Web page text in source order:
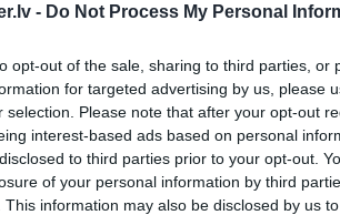
- Do Not Process My Personal
opt-out of the sale, sharing to third parties, or
for targeted advertising by us, please
selection. Please note that after your opt-out
interest-based ads based on personal
to third parties prior to your opt-out.
of your personal information by third
This information may also be disclosed by us
14. Mar 2021, 16:44